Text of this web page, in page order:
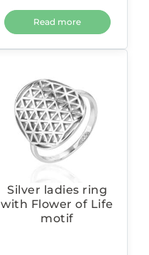
Read more
Silver ladies ring
with Flower of Life
motif